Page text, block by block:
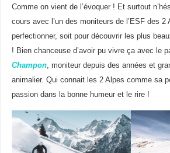
Comme on vient de l’évoquer ! Et surtout
cours avec l’un des moniteurs de l’ESF des 2
perfectionner, soit pour découvrir les plus
! Bien chanceuse d’avoir pu vivre ça avec le
Champon, moniteur depuis des années et
animalier. Qui connait les 2 Alpes comme sa
passion dans la bonne humeur et le rire !